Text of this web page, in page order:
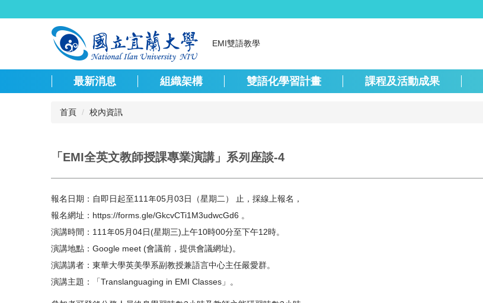
到
容
EMI雙語教學
最新消息 組織架構 雙語化學習計畫 課程及活動成果
首頁 校內資訊
「EMI全英文教師授課專業演講」系列座談-4
報名日期：自即日起至111年05月03日（星期二） 止，採線上報名，
報名網址： https://forms.gle/GkcvCTi1M3udwcGd6 。
演講時間：111年05月04日(星期三)上午10時00分至下午12時。
演講地點：Google meet (會議前，提供會議網址)。
演講講者：東華大學英美學系副教授兼語言中心主任嚴愛群。
演講主題：「Translanguaging in EMI Classes」。